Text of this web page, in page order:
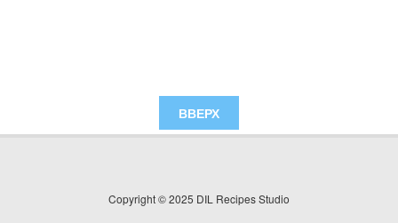
ВВЕРХ
Copyright © 2025 DIL Recipes Studio